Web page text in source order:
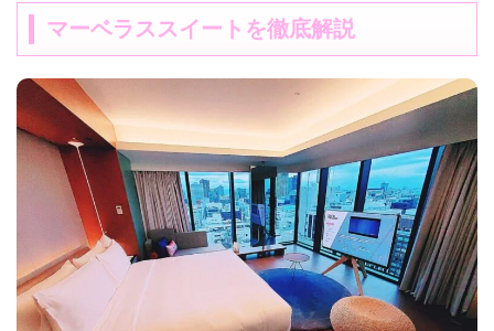
マーベラススイートを徹底解説